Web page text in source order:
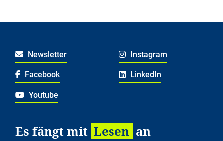
Newsletter Instagram
Facebook LinkedIn
Youtube
Es fängt mit Lesen an